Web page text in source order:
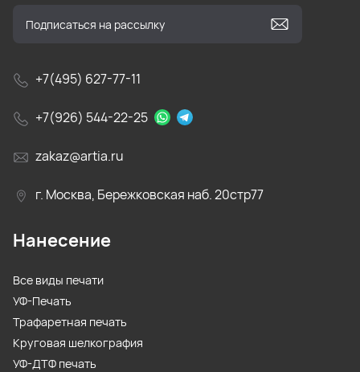
+7(495) 627-77-11
+7(926) 544-22-25
zakaz@artia.ru
г. Москва, Бережковская наб. 20стр77
Нанесение
Все виды печати
УФ-Печать
Трафаретная печать
Круговая шелкография
УФ-ДТФ печать